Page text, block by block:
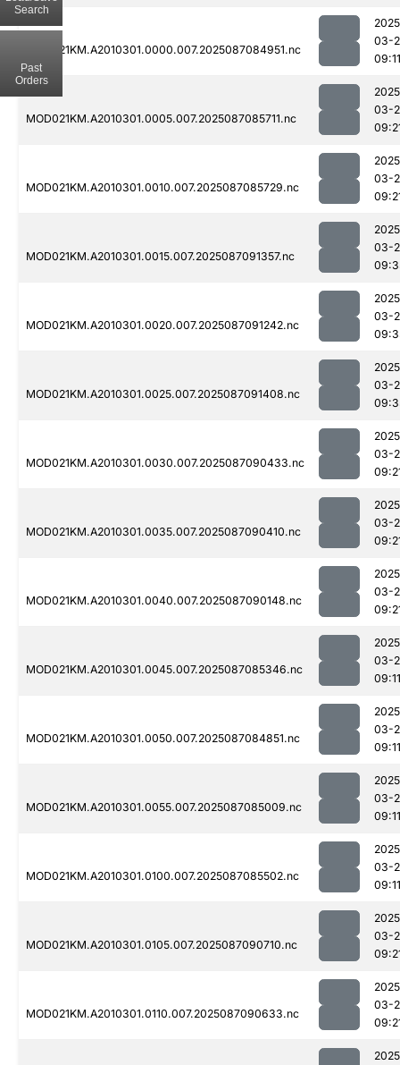
MOD021KM.A2010301.0000.007.2025087084951.nc
03-
09:11
MOD021KM.A2010301.0005.007.2025087085711.nc
03-
MOD021KM.A2010301.0010.007.2025087085729.nc
03-
MOD021KM.A2010301.0015.007.2025087091357.nc
03-
MOD021KM.A2010301.0020.007.2025087091242.nc
03-
MOD021KM.A2010301.0025.007.2025087091408.nc
03-
MOD021KM.A2010301.0030.007.2025087090433.nc
03-
MOD021KM.A2010301.0035.007.2025087090410.nc
03-
MOD021KM.A2010301.0040.007.2025087090148.nc
03-
MOD021KM.A2010301.0045.007.2025087085346.nc
03-
09:11
MOD021KM.A2010301.0050.007.2025087084851.nc
03-
09:11
MOD021KM.A2010301.0055.007.2025087085009.nc
03-
09:11
MOD021KM.A2010301.0100.007.2025087085502.nc
03-
09:11
MOD021KM.A2010301.0105.007.2025087090710.nc
03-
MOD021KM.A2010301.0110.007.2025087090633.nc
03-
Search
Past
Orders